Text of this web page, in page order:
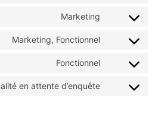
Marketing
Marketing, Fonctionnel
Fonctionnel
en attente d’enquête